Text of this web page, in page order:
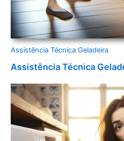
Assistência Técnica Geladeira
Assistência Técnica